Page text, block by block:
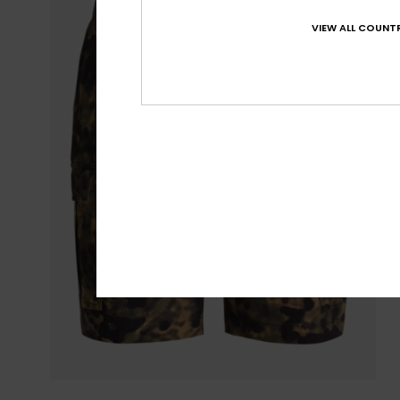
VIEW ALL